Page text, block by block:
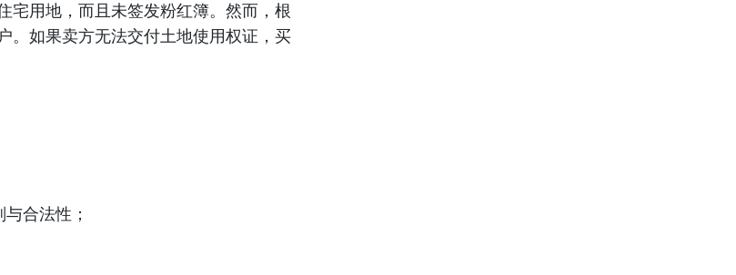
宅用地，而且未签发粉红簿。然而，根
。如果卖方无法交付土地使用权证，买
合法性；